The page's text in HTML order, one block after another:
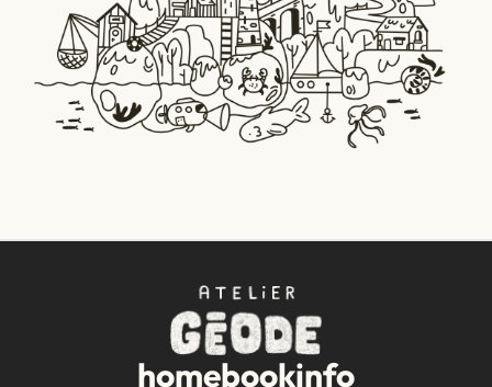
homebookinfo